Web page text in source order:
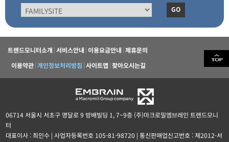
GO
트렌드모니터소개 서비스안내 이용요금안내 제휴문의
이용약관 개인정보처리방침 사이트맵 찾아오시는길
06714 서울시 서초구 명달로 9 방배빌딩 1, 7~9층 (주)마크로밀엠브레인 트렌드모니
터
대표이사 : 최인수 | 사업자등록번호 105-81-98720 | 통신판매업신고번호 : 제2012-서